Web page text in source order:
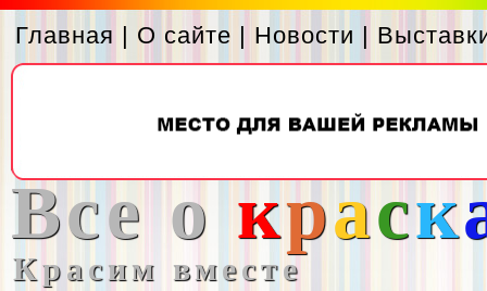
Главная | О сайте | Новости |
Все о краск
Красим вместе